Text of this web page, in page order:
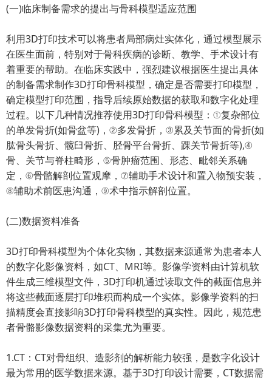
(一)临床制备需求的提出与骨科模型适应范围
利用3D打印技术可以将患者局部病灶实体化，通过模型展示
在医生面前，特别对于骨科疾病的诊断、教学、手术设计有
着重要的帮助。在临床实践中，强烈建议根据医生提出具体
的制备需求制作3D打印骨科模型，确定是否需要打印模型，
确定模型打印范围，指导后续原始数据的获取和数字化处理
过程。以下几种情况推荐使用3D打印骨科模型：①复杂部位
的单发骨折(如骨盆等)，②多发骨折，③累及关节面的骨折(如
肱骨头骨折、髋臼骨折、胫骨平台骨折、踝关节骨折等),④
骨、关节与脊柱畸形，⑤骨肿瘤范围、形态、毗邻关系确
定，⑥骨骼解剖位置观摩，⑦辅助手术设计和置入物预安装，
⑧辅助术前医患沟通，⑨术中指示解剖位置。
(二)数据资料准备
3D打印骨科模型为个体化实物，其数据来源通常为患者本人
的数字化影像资料，如CT、MRI等。影像学资料由计算机软
件生成三维模型文件，3D打印机通过读取文件的截面信息并
将这些截面逐层打印堆积而构成一个实体。影像学资料的扫
描精度会直接影响3D打印骨科模型的真实性。因此，规范患
者骨骼影像数据资料的采集尤为重要。
1.CT：CT对骨组织、造影剂的解析能力较强，是数字化设计
最为常用的医学数据来源。基于3D打印设计需要，CT数据需